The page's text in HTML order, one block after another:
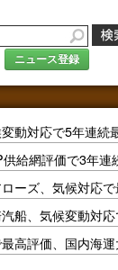
ニュース登録
動対応で5年連続
給網評価で3年連
ーズ、気候対応
船、気候変動対
高評価、国内海